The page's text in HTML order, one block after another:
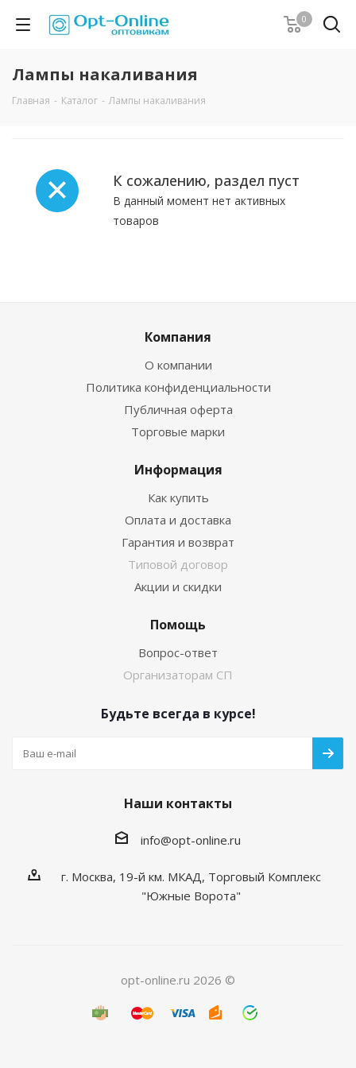
0
Лампы накаливания
Главная - Каталог - Лампы накаливания
К сожалению, раздел пуст
В данный момент нет активных
товаров
Компания
О компании
Политика конфиденциальности
Публичная оферта
Торговые марки
Информация
Как купить
Оплата и доставка
Гарантия и возврат
Типовой договор
Акции и скидки
Помощь
Вопрос-ответ
Организаторам СП
Будьте всегда в курсе!
Наши контакты
info@opt-online.ru
г. Москва, 19-й км. МКАД, Торговый Комплекс
"Южные Ворота"
opt-online.ru 2026 ©